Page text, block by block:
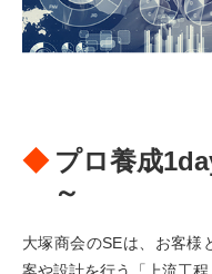
プロ養成
～
大塚商会のSEは、お客様